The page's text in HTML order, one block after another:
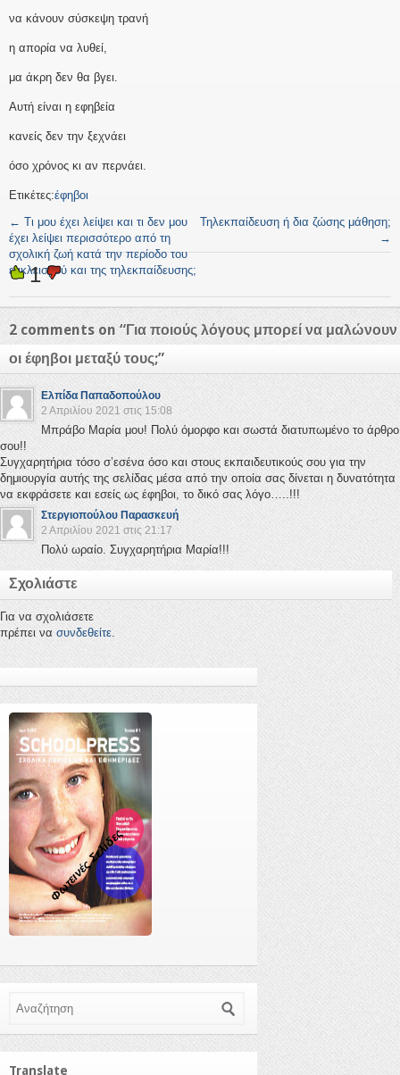
να κάνουν σύσκεψη τρανή
η απορία να λυθεί,
μα άκρη δεν θα βγει.
Αυτή είναι η εφηβεία
κανείς δεν την ξεχνάει
όσο χρόνος κι αν περνάει.
Ετικέτες:έφηβοι
← Τι μου έχει λείψει και τι δεν μου
έχει λείψει περισσότερο από τη
σχολική ζωή κατά την περίοδο του
εγκλεισμού και της τηλεκπαίδευσης;
Τηλεκπαίδευση ή δια ζώσης μάθηση;
→
1
2 comments on “Για ποιούς λόγους μπορεί να μαλώνουν
οι έφηβοι μεταξύ τους;”
Ελπίδα Παπαδοπούλου
2 Απριλίου 2021 στις 15:08
Μπράβο Μαρία μου! Πολύ όμορφο και σωστά διατυπωμένο το άρθρο
σου!!
Συγχαρητήρια τόσο σ’εσένα όσο και στους εκπαιδευτικούς σου για την
δημιουργία αυτής της σελίδας μέσα από την οποία σας δίνεται η δυνατότητα
να εκφράσετε και εσείς ως έφηβοι, το δικό σας λόγο…..!!!
Στεργιοπούλου Παρασκευή
2 Απριλίου 2021 στις 21:17
Πολύ ωραίο. Συγχαρητήρια Μαρία!!!
Σχολιάστε
Για να σχολιάσετε
πρέπει να συνδεθείτε
Φωτεινές Σελίδες
Translate